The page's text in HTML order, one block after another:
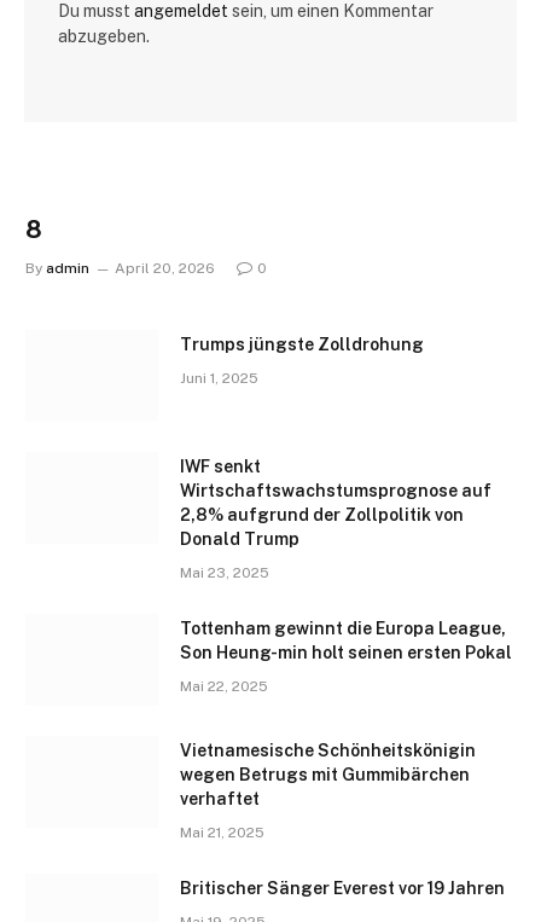
Du musst angemeldet sein, um einen Kommentar
abzugeben.
8
By admin April 20, 2026 0
Trumps jüngste Zolldrohung
Juni 1, 2025
IWF senkt
Wirtschaftswachstumsprognose auf
2,8% aufgrund der Zollpolitik von
Donald Trump
Mai 23, 2025
Tottenham gewinnt die Europa League,
Son Heung-min holt seinen ersten Pokal
Mai 22, 2025
Vietnamesische Schönheitskönigin
wegen Betrugs mit Gummibärchen
verhaftet
Mai 21, 2025
Britischer Sänger Everest vor 19 Jahren